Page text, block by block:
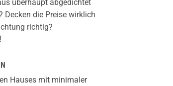
überhaupt abgedichtet
Decken die Preise wirklich
richtig?
Hauses mit minimaler